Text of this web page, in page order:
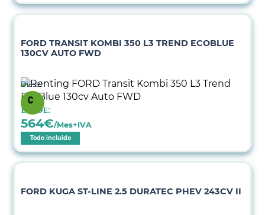
FORD TRANSIT KOMBI 350 L3 TREND ECOBLUE
130CV AUTO FWD
Diésel
Desde:
564€/Mes+IVA
Todo incluido
FORD KUGA ST-LINE 2.5 DURATEC PHEV 243CV II